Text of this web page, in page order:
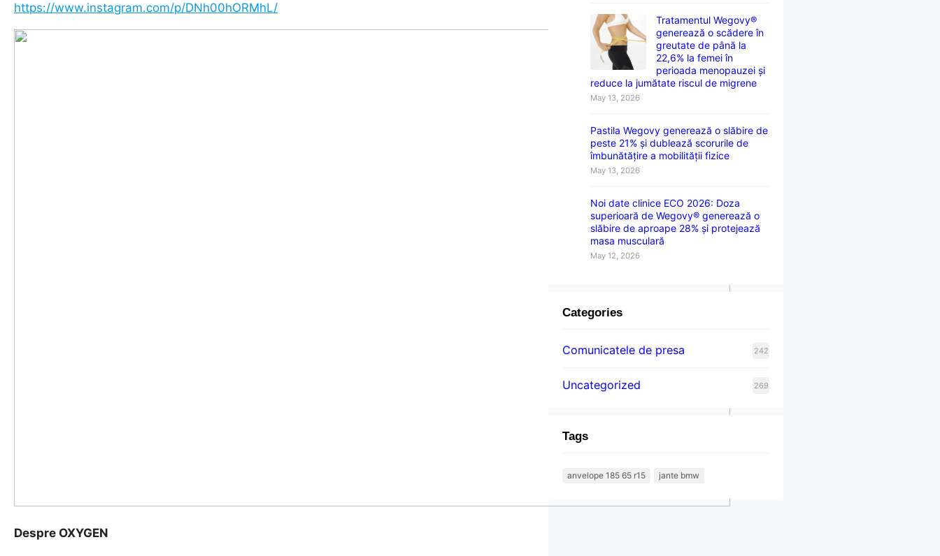
https://www.instagram.com/p/DNh00hORMhL/
Despre OXYGEN
Tratamentul Wegovy®
generează o scădere în
greutate de până la
22,6% la femei în
perioada menopauzei și
reduce la jumătate riscul de migrene
May 13, 2026
Pastila Wegovy generează o slăbire de
peste 21% și dublează scorurile de
îmbunătățire a mobilității fizice
May 13, 2026
Noi date clinice ECO 2026: Doza
superioară de Wegovy® generează o
slăbire de aproape 28% și protejează
masa musculară
May 12, 2026
Categories
Comunicatele de presa 242
Uncategorized 269
Tags
anvelope 185 65 r15 jante bmw